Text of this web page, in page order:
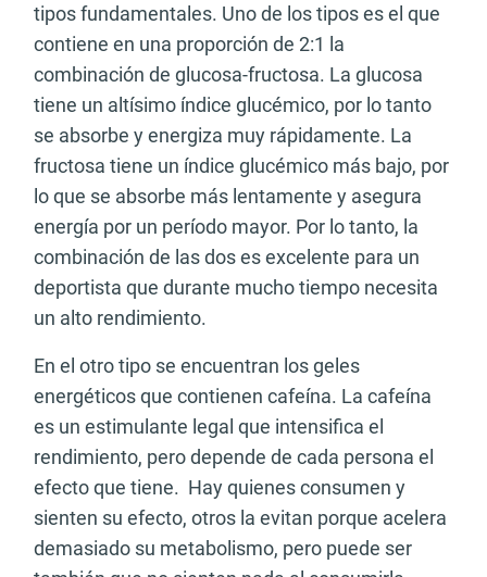
tipos fundamentales. Uno de los tipos es el que
contiene en una proporción de 2:1 la
combinación de glucosa-fructosa. La glucosa
tiene un altísimo índice glucémico, por lo tanto
se absorbe y energiza muy rápidamente. La
fructosa tiene un índice glucémico más bajo, por
lo que se absorbe más lentamente y asegura
energía por un período mayor. Por lo tanto, la
combinación de las dos es excelente para un
deportista que durante mucho tiempo necesita
un alto rendimiento.
En el otro tipo se encuentran los geles
energéticos que contienen cafeína. La cafeína
es un estimulante legal que intensifica el
rendimiento, pero depende de cada persona el
efecto que tiene. Hay quienes consumen y
sienten su efecto, otros la evitan porque acelera
demasiado su metabolismo, pero puede ser